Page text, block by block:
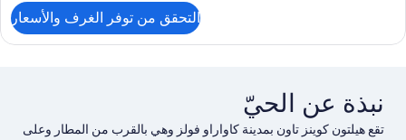
غرفة
ملكي
التحقق من توفر الغرف والأسعار
نبذة عن الحيّ
تقع هيلتون كوينز تاون بمدينة كاواراو فولز وهي بالقرب من المطار وعلى